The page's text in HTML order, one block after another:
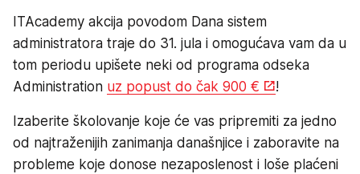
ITAcademy akcija povodom Dana sistem
administratora traje do 31. jula i omogućava vam da u
tom periodu upišete neki od programa odseka
Administration uz popust do čak 900 € !
Izaberite školovanje koje će vas pripremiti za jedno
od najtraženijih zanimanja današnjice i zaboravite na
probleme koje donose nezaposlenost i loše plaćeni